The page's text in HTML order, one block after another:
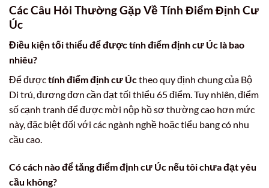
Các Câu Hỏi Thường Gặp Về Tính Điểm Định Cư
Úc
Điều kiện tối thiểu để được tính điểm định cư Úc là bao
nhiêu?
Để đượctính điểm định cư Úctheo quy định chung của Bộ
Di trú, đương đơn cần đạt tối thiểu 65 điểm. Tuy nhiên, điểm
số cạnh tranh để được mời nộp hồ sơ thường cao hơn mức
này, đặc biệt đối với các ngành nghề hoặc tiểu bang có nhu
cầu cao.
Có cách nào để tăng điểm định cư Úc nếu tôi chưa đạt yêu
cầu không?